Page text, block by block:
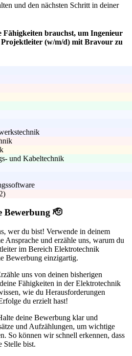
und den nächsten Schritt in deiner
Fähigkeiten brauchst, um Ingenieur
(w/m/d) mit Bravour zu
und Kabeltechnik
Bewerbung 🫡
wer du bist! Verwende in deinem
Ansprache und erzähle uns, warum du
im Bereich Elektrotechnik
Bewerbung einzigartig.
uns von deinen bisherigen
Fähigkeiten in der Elektrotechnik
wie du Herausforderungen
du erzielt hast!
deine Bewerbung klar und
und Aufzählungen, um wichtige
So können wir schnell erkennen, dass
Stelle bist.